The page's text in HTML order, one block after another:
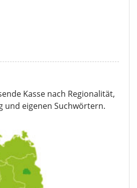
Kasse nach Regionalität,
und eigenen Suchwörtern.